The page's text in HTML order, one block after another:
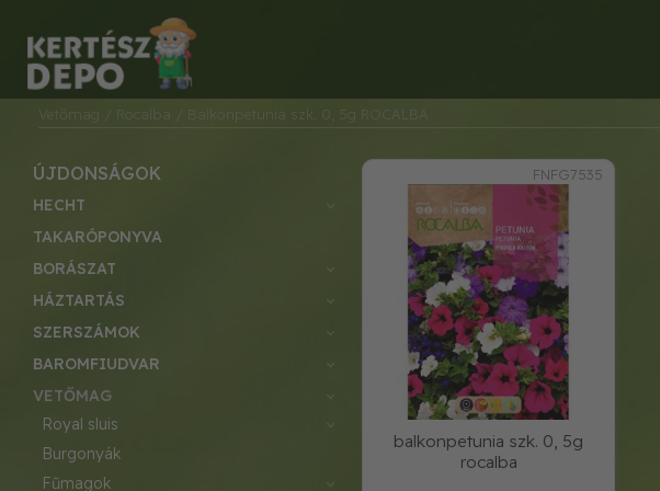
Vetőmag / Rocalba / Balkonpetunia szk. 0, 5g ROCALBA
FNFG7535
balkonpetunia szk. 0, 5g
rocalba
ÚJDONSÁGOK
HECHT
TAKARÓPONYVA
BORÁSZAT
HÁZTARTÁS
SZERSZÁMOK
BAROMFIUDVAR
VETŐMAG
royal sluis
burgonyák
fűmagok